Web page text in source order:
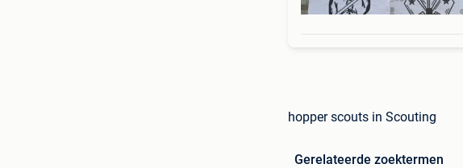
hopper scouts in Scouting
Gerelateerde zoektermen